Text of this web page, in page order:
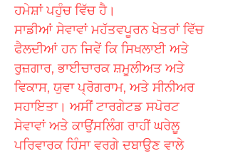
ਹਮੇਸ਼ਾਂ ਪਹੁੰਚ ਵਿੱਚ ਹੈ।
ਸਾਡੀਆਂ ਸੇਵਾਵਾਂ ਮਹੱਤਵਪੂਰਨ ਖੇਤਰਾਂ ਵਿੱਚ
ਫੈਲਦੀਆਂ ਹਨ ਜਿਵੇਂ ਕਿ ਸਿਖਲਾਈ ਅਤੇ
ਰੁਜ਼ਗਾਰ, ਭਾਈਚਾਰਕ ਸ਼ਮੂਲੀਅਤ ਅਤੇ
ਵਿਕਾਸ, ਯੁਵਾ ਪ੍ਰੋਗਰਾਮ, ਅਤੇ ਸੀਨੀਅਰ
ਸਹਾਇਤਾ। ਅਸੀਂ ਟਾਰਗੇਟਡ ਸਪੋਰਟ
ਸੇਵਾਵਾਂ ਅਤੇ ਕਾਉਂਸਲਿੰਗ ਰਾਹੀਂ ਘਰੇਲੂ
ਪਰਿਵਾਰਕ ਹਿੰਸਾ ਵਰਗੇ ਦਬਾਉਣ ਵਾਲੇ